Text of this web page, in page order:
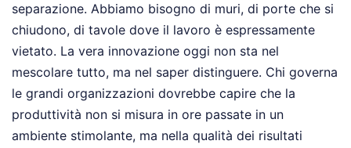
separazione. Abbiamo bisogno di muri, di porte che si
chiudono, di tavole dove il lavoro è espressamente
vietato. La vera innovazione oggi non sta nel
mescolare tutto, ma nel saper distinguere. Chi governa
le grandi organizzazioni dovrebbe capire che la
produttività non si misura in ore passate in un
ambiente stimolante, ma nella qualità dei risultati